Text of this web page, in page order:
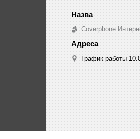
Coverphone
График работы